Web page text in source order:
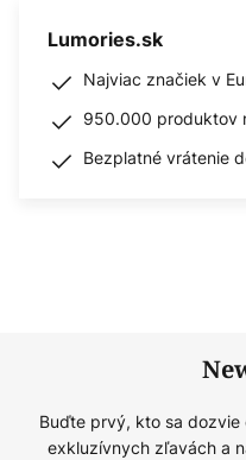
Lumories.sk
Najviac značiek v
950.000 produktov
Bezplatné vrátenie
Buďte prvý, kto sa dozvie
exkluzívnych zľavách a